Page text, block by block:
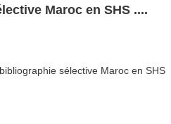
Maroc en SHS ....